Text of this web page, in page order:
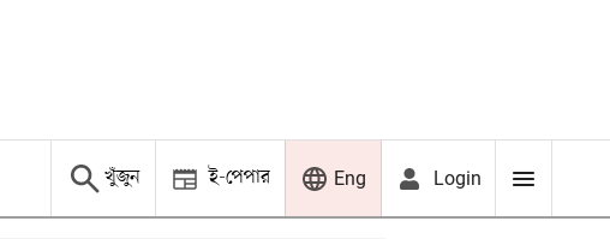
খুঁজুন ই-পেপার Eng Login